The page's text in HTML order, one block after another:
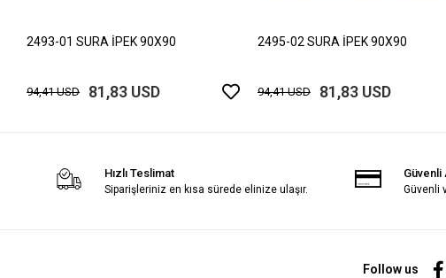
2493-01 SURA İPEK 90X90
94,41 USD 81,83 USD
2495-02 SURA İPEK 90X90
94,41 USD 81,83 USD
Hızlı Teslimat
Siparişleriniz en kısa sürede elinize ulaşır.
Güvenli
Güvenli
Follow us